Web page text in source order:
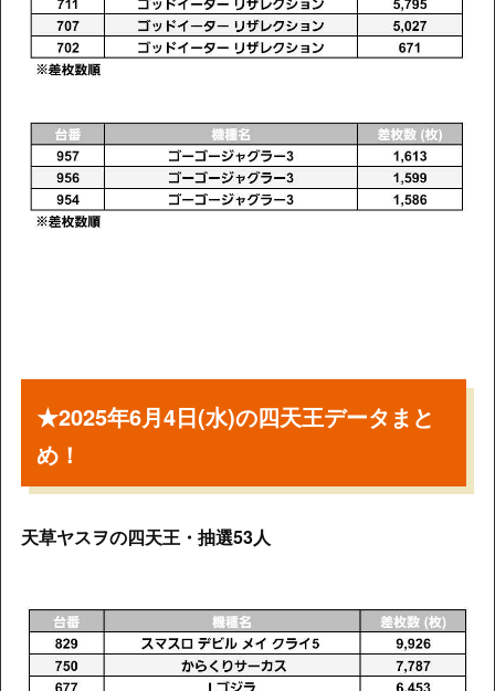
★2025年6月4日(水)の四天王データまと
め！
天草ヤスヲの四天王・抽選53人